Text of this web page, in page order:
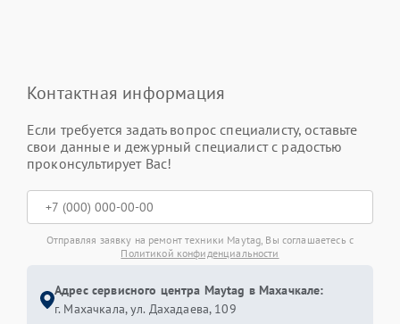
Контактная информация
Если требуется задать вопрос специалисту, оставьте
свои данные и дежурный специалист с радостью
проконсультирует Вас!
Отправляя заявку на ремонт техники Maytag, Вы соглашаетесь с
Политикой конфиденциальности
Адрес сервисного центра Maytag в Махачкале:
г. Махачкала, ул. Дахадаева, 109